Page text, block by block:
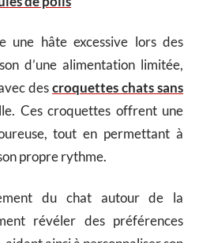
une hâte excessive lors des
d’une alimentation limitée,
descroquettes chats sans
Ces croquettes offrent une
tout en permettant à
propre rythme.
du chat autour de la
révéler des préférences